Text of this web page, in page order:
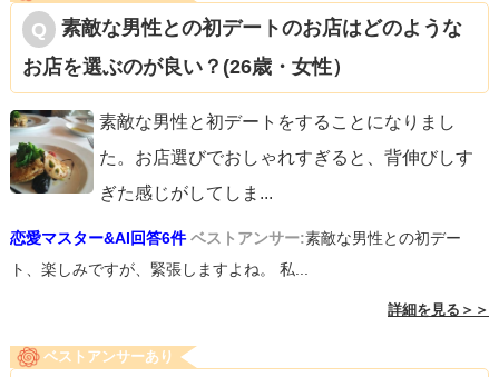
素敵な男性との初デートのお店はどのような
お店を選ぶのが良い？(26歳・女性）
素敵な男性と初デートをすることになりまし
た。お店選びでおしゃれすぎると、背伸びしす
ぎた感じがしてしま ...
恋愛マスター&AI回答6件 ベストアンサー:素敵な男性との初デー
ト、楽しみですが、緊張しますよね。 私...
詳細を見る＞＞
ベストアンサーあり